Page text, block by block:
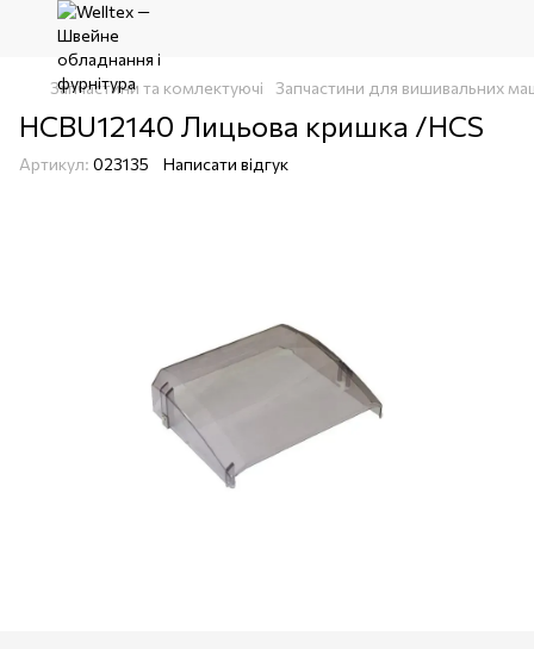
Запчастини та комлектуючі Запчастини для вишивальних
HCBU12140 Лицьова кришка /HCS
Артикул: 023135 Написати відгук